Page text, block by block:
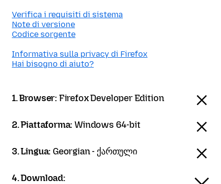
Verifica i requisiti di sistema
Note di versione
Codice sorgente
Informativa sulla privacy di Firefox
Hai bisogno di aiuto?
1. Browser: Firefox Developer Edition
2. Piattaforma:Windows 64-bit
3. Lingua: Georgian - ქართული
4. Download: